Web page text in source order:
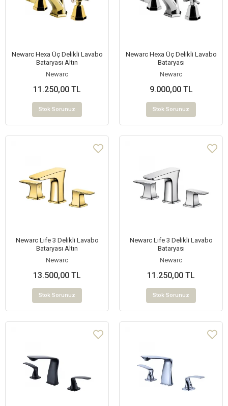
Newarc Hexa Üç Delikli Lavabo
Bataryası Altın
Newarc
11.250,00 TL
Stok Sorunuz
Newarc Hexa Üç Delikli Lavabo
Bataryası
Newarc
9.000,00 TL
Stok Sorunuz
Newarc Lıfe 3 Delikli Lavabo
Bataryası Altın
Newarc
13.500,00 TL
Stok Sorunuz
Newarc Lıfe 3 Delikli Lavabo
Bataryası
Newarc
11.250,00 TL
Stok Sorunuz